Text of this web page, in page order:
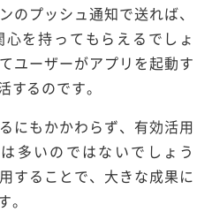
のプッシュ通知で送れば、
を持ってもらえるでしょ
ユーザーがアプリを起動す
するのです。
にもかかわらず、有効活用
多いのではないでしょう
することで、大きな成果に